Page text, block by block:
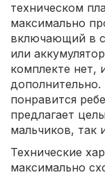
техническом
максимально
включающий в
или
комплекте нет,
понравится
предлагает
мальчиков, так
Технические
максимально